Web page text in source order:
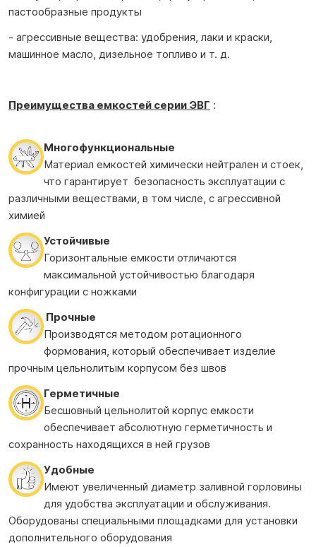
пастообразные продукты
- агрессивные вещества: удобрения, лаки и краски,
машинное масло, дизельное топливо и т. д.
Преимущества емкостей серии ЭВГ :
Многофункциональные
Материал емкостей химически нейтрален и стоек,
что гарантирует безопасность эксплуатации с
различными веществами, в том числе, с агрессивной
химией
Устойчивые
Горизонтальные емкости отличаются
максимальной устойчивостью благодаря
конфигурации с ножками
Прочные
Производятся методом ротационного
формования, который обеспечивает изделие
прочным цельнолитым корпусом без швов
Герметичные
Бесшовный цельнолитой корпус емкости
обеспечивает абсолютную герметичность и
сохранность находящихся в ней грузов
Удобные
Имеют увеличенный диаметр заливной горловины
для удобства эксплуатации и обслуживания.
Оборудованы специальными площадками для установки
дополнительного оборудования